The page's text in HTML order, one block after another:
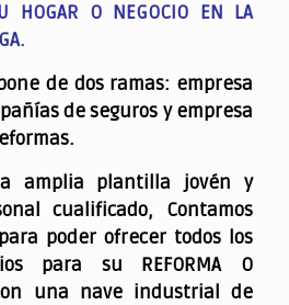
HOGAR O NEGOCIO EN LA
de dos ramas: empresa
de seguros y empresa
amplia plantilla jovén y
cualificado, Contamos
poder ofrecer todos los
para su REFORMA O
con una nave industrial de